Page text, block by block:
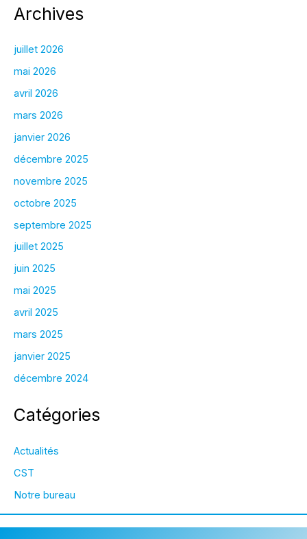
Archives
juillet 2026
mai 2026
avril 2026
mars 2026
janvier 2026
décembre 2025
novembre 2025
octobre 2025
septembre 2025
juillet 2025
juin 2025
mai 2025
avril 2025
mars 2025
janvier 2025
décembre 2024
Catégories
Actualités
CST
Notre bureau